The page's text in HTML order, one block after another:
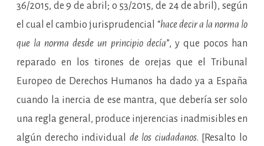
36/2015, de 9 de abril; o 53/2015, de 24 de abril), según
el cual el cambio jurisprudencial “hace decir a la norma lo
que la norma desde un principio decía”, y que pocos han
reparado en los tirones de orejas que el Tribunal
Europeo de Derechos Humanos ha dado ya a España
cuando la inercia de ese mantra, que debería ser solo
una regla general, produce injerencias inadmisibles en
algún derecho individual de los ciudadanos. [Resalto lo